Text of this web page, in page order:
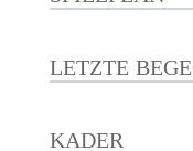
LETZTE
KADER